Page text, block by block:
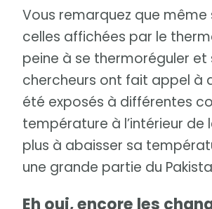
Vous remarquez que
celles affichées par le
peine à se thermoréguler et
chercheurs ont fait appel à
été exposés à différentes
température à l’intérieur
plus à abaisser sa
une grande partie du
Eh oui, encore les